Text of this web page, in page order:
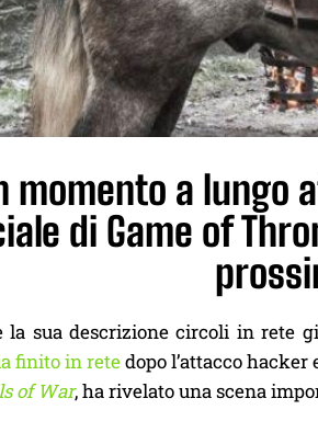
momento a lungo
di Game of
la sua descrizione circoli in rete
finito in retedopo l’attacco
of War, ha rivelato una scena